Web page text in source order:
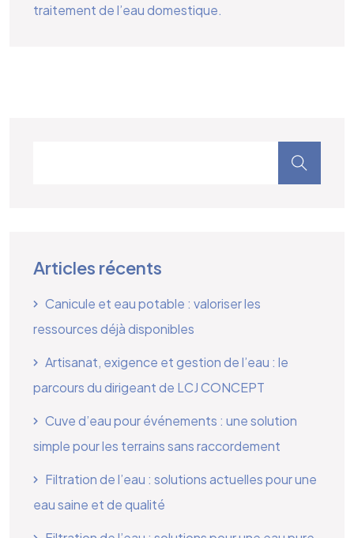
traitement de l’eau domestique.
Articles récents
Canicule et eau potable : valoriser les
ressources déjà disponibles
Artisanat, exigence et gestion de l’eau : le
parcours du dirigeant de LCJ CONCEPT
Cuve d’eau pour événements : une solution
simple pour les terrains sans raccordement
Filtration de l’eau : solutions actuelles pour une
eau saine et de qualité